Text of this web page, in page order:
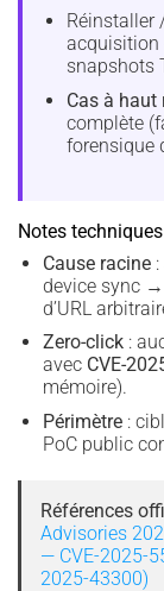
Réinstaller
acquisition
snapshots
Cas à haut
complète
forensique
Notes
Cause racine:
device sync
d’URL
Zero-click:
avec CVE-
mémoire).
Périmètre:
PoC public
Références
Advisories
— CVE-2025-
2025-43300)